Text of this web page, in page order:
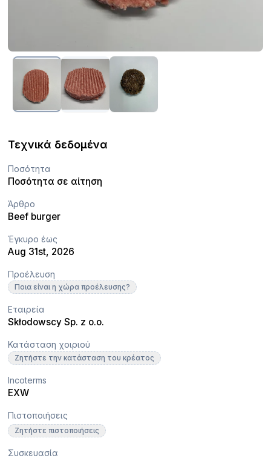
Τεχνικά δεδομένα
Ποσότητα
Ποσότητα σε αίτηση
Άρθρο
Beef burger
Έγκυρο έως
Aug 31st, 2026
Προέλευση
Ποια είναι η χώρα προέλευσης?
Εταιρεία
Skłodowscy Sp. z o.o.
Κατάσταση χοιριού
Ζητήστε την κατάσταση του κρέατος
Incoterms
EXW
Πιστοποιήσεις
Ζητήστε πιστοποιήσεις
Συσκευασία